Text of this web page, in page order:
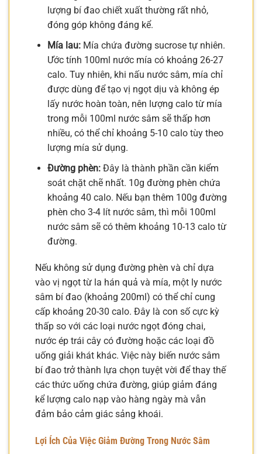
lượng bí đao chiết xuất thường rất nhỏ,
đóng góp không đáng kể.
Mía lau:Mía chứa đường sucrose tự nhiên.
Ước tính 100ml nước mía có khoảng 26-27
calo. Tuy nhiên, khi nấu nước sâm, mía chỉ
được dùng để tạo vị ngọt dịu và không ép
lấy nước hoàn toàn, nên lượng calo từ mía
trong mỗi 100ml nước sâm sẽ thấp hơn
nhiều, có thể chỉ khoảng 5-10 calo tùy theo
lượng mía sử dụng.
Đường phèn:Đây là thành phần cần kiểm
soát chặt chẽ nhất. 10g đường phèn chứa
khoảng 40 calo. Nếu bạn thêm 100g đường
phèn cho 3-4 lít nước sâm, thì mỗi 100ml
nước sâm sẽ có thêm khoảng 10-13 calo từ
đường.
Nếu không sử dụng đường phèn và chỉ dựa
vào vị ngọt từ la hán quả và mía, một ly nước
sâm bí đao (khoảng 200ml) có thể chỉ cung
cấp khoảng 20-30 calo. Đây là con số cực kỳ
thấp so với các loại nước ngọt đóng chai,
nước ép trái cây có đường hoặc các loại đồ
uống giải khát khác. Việc này biến nước sâm
bí đao trở thành lựa chọn tuyệt vời để thay thế
các thức uống chứa đường, giúp giảm đáng
kể lượng calo nạp vào hàng ngày mà vẫn
đảm bảo cảm giác sảng khoái.
Lợi Ích Của Việc Giảm Đường Trong Nước Sâm